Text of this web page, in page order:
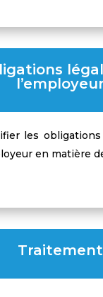
l’employeur
les obligations
en matière
Traitement